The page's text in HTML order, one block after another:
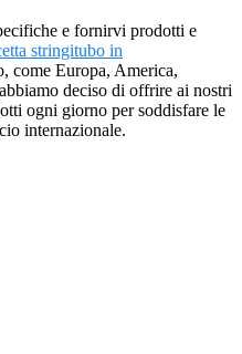
e fornirvi prodotti e
stringitubo in
come Europa, America,
deciso di offrire ai nostri
ogni giorno per soddisfare le
internazionale.